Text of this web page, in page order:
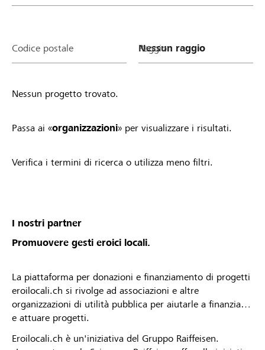
Codice postale Raggio
Nessun progetto trovato.
Passa ai «organizzazioni» per visualizzare i risultati.
Verifica i termini di ricerca o utilizza meno filtri.
I nostri partner
Promuovere gesti eroici locali.
La piattaforma per donazioni e finanziamento di progetti
eroilocali.ch si rivolge ad associazioni e altre
organizzazioni di utilità pubblica per aiutarle a finanziare
e attuare progetti.
Eroilocali.ch è un'iniziativa del Gruppo Raiffeisen.